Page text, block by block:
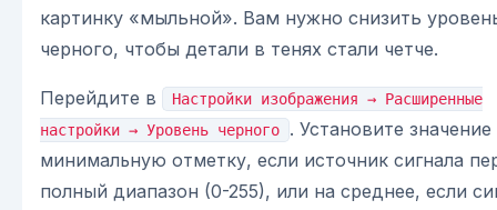
картинку «мыльной». Вам нужно снизить
черного, чтобы детали в тенях стали четче.
Перейдите в
Настройки изображения → Расширенные
настройки → Уровень черного
. Установите значение
минимальную отметку, если источник сигнала
полный диапазон (0-255), или на среднее, если